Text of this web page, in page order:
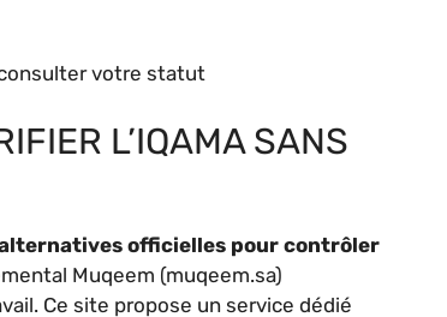
consulter votre statut
L’IQAMA SANS
officielles pour contrôler
Muqeem (muqeem.sa)
Ce site propose un service dédié